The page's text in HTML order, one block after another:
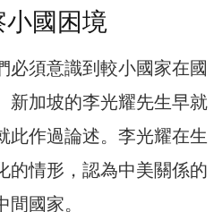
國困境
必須意識到較小國家在國
新加坡的李光耀先生早就
此作過論述。李光耀在生
的情形，認為中美關係的
國家。